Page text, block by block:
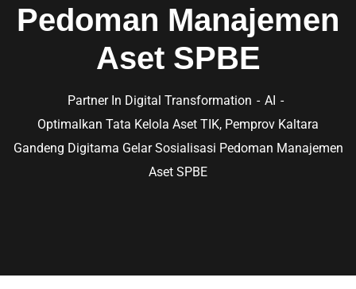
Pedoman Manajemen
Aset SPBE
Partner In Digital Transformation
AI
Optimalkan Tata Kelola Aset TIK, Pemprov Kaltara
Gandeng Digitama Gelar Sosialisasi Pedoman Manajemen
Aset SPBE